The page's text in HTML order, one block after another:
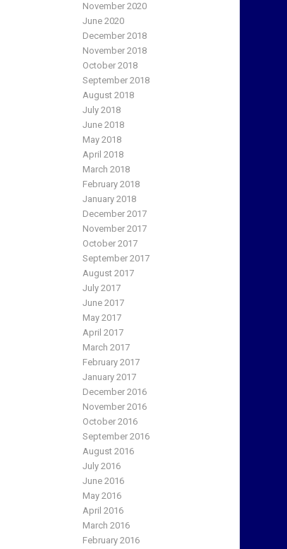
November 2020
June 2020
December 2018
November 2018
October 2018
September 2018
August 2018
July 2018
June 2018
May 2018
April 2018
March 2018
February 2018
January 2018
December 2017
November 2017
October 2017
September 2017
August 2017
July 2017
June 2017
May 2017
April 2017
March 2017
February 2017
January 2017
December 2016
November 2016
October 2016
September 2016
August 2016
July 2016
June 2016
May 2016
April 2016
March 2016
February 2016